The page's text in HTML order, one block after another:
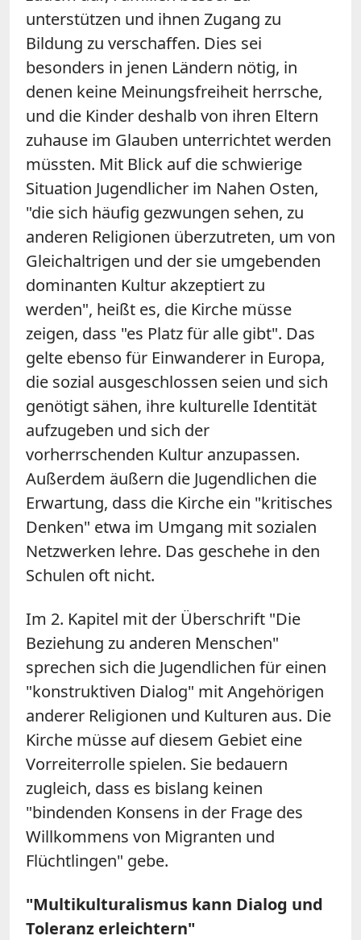
unterstützen und ihnen Zugang zu
Bildung zu verschaffen. Dies sei
besonders in jenen Ländern nötig, in
denen keine Meinungsfreiheit herrsche,
und die Kinder deshalb von ihren Eltern
zuhause im Glauben unterrichtet werden
müssten. Mit Blick auf die schwierige
Situation Jugendlicher im Nahen Osten,
"die sich häufig gezwungen sehen, zu
anderen Religionen überzutreten, um von
Gleichaltrigen und der sie umgebenden
dominanten Kultur akzeptiert zu
werden", heißt es, die Kirche müsse
zeigen, dass "es Platz für alle gibt". Das
gelte ebenso für Einwanderer in Europa,
die sozial ausgeschlossen seien und sich
genötigt sähen, ihre kulturelle Identität
aufzugeben und sich der
vorherrschenden Kultur anzupassen.
Außerdem äußern die Jugendlichen die
Erwartung, dass die Kirche ein "kritisches
Denken" etwa im Umgang mit sozialen
Netzwerken lehre. Das geschehe in den
Schulen oft nicht.
Im 2. Kapitel mit der Überschrift "Die
Beziehung zu anderen Menschen"
sprechen sich die Jugendlichen für einen
"konstruktiven Dialog" mit Angehörigen
anderer Religionen und Kulturen aus. Die
Kirche müsse auf diesem Gebiet eine
Vorreiterrolle spielen. Sie bedauern
zugleich, dass es bislang keinen
"bindenden Konsens in der Frage des
Willkommens von Migranten und
Flüchtlingen" gebe.
"Multikulturalismus kann Dialog und
Toleranz erleichtern"